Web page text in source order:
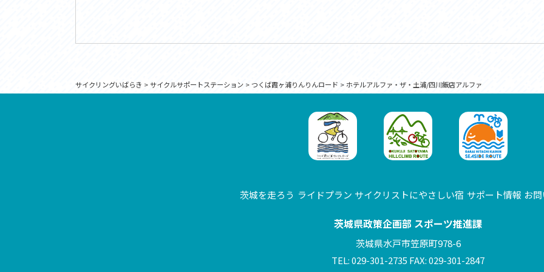
サイクリングいばらき >サイクルサポートステーション>つくば霞ヶ浦りんりんロード > ホテルアルファ・ザ・土浦/四川飯店アルファ
茨城を走ろう ライドプラン サイクリストにやさしい宿 サポート情報 お
茨城県政策企画部 スポーツ推進課
茨城県水戸市笠原町978-6
TEL: 029-301-2735 FAX: 029-301-2847